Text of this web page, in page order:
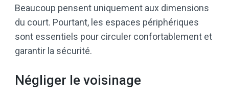
Beaucoup pensent uniquement aux dimensions
du court. Pourtant, les espaces périphériques
sont essentiels pour circuler confortablement et
garantir la sécurité.
Négliger le voisinage